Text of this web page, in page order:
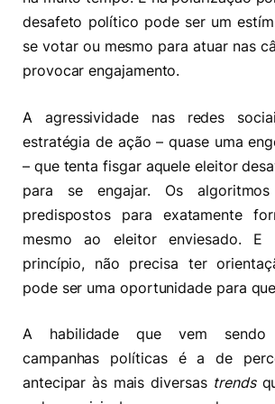
desafeto político pode ser um
se votar ou mesmo para atuar nas
provocar engajamento.
A agressividade nas redes
estratégia de ação – quase uma
– que tenta fisgar aquele eleitor
para se engajar. Os
predispostos para exatamente
mesmo ao eleitor enviesado. E
princípio, não precisa ter
pode ser uma oportunidade para
A habilidade que vem sendo
campanhas políticas é a de
antecipar às mais diversas trends